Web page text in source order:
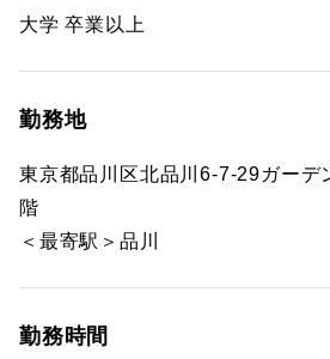
大学 卒業以上
勤務地
東京都品川区北品川6-7-29ガーデ
階
＜最寄駅＞品川
勤務時間